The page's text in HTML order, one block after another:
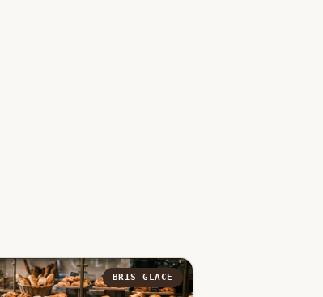
BRIS GLACE